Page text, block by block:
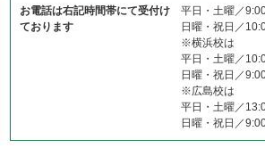
お電話は右記時間帯にて受付け
ております
平日・土曜／
日曜・祝日／
※横浜校は
平日・土曜／
日曜・祝日／
※広島校は
平日・土曜／
日曜・祝日／